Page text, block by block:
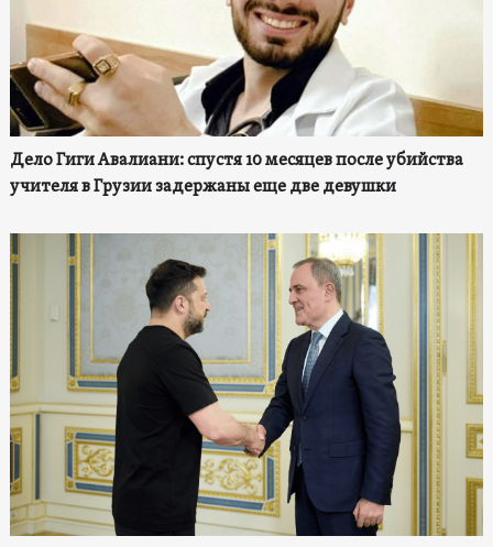
Дело Гиги Авалиани: спустя 10 месяцев после убийства
учителя в Грузии задержаны еще две девушки